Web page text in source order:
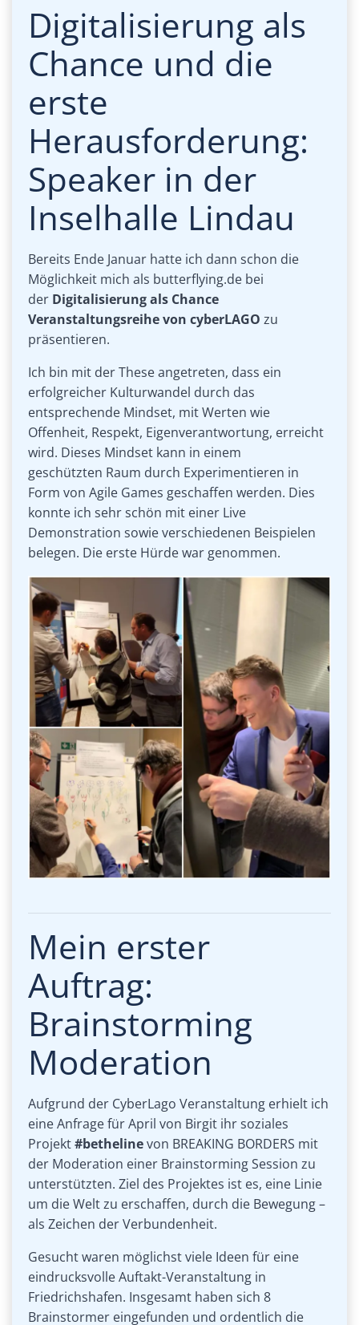
Digitalisierung als
Chance und die
erste
Herausforderung:
Speaker in der
Inselhalle Lindau
Bereits Ende Januar hatte ich dann schon die
Möglichkeit mich als butterflying.de bei
der Digitalisierung als Chance
Veranstaltungsreihe von cyberLAGO zu
präsentieren.
Ich bin mit der These angetreten, dass ein
erfolgreicher Kulturwandel durch das
entsprechende Mindset, mit Werten wie
Offenheit, Respekt, Eigenverantwortung, erreicht
wird. Dieses Mindset kann in einem
geschützten Raum durch Experimentieren in
Form von Agile Games geschaffen werden. Dies
konnte ich sehr schön mit einer Live
Demonstration sowie verschiedenen Beispielen
belegen. Die erste Hürde war genommen.
Mein erster
Auftrag:
Brainstorming
Moderation
Aufgrund der CyberLago Veranstaltung erhielt ich
eine Anfrage für April von Birgit ihr soziales
Projekt#bethelinevon BREAKING BORDERS mit
der Moderation einer Brainstorming Session zu
unterstützten. Ziel des Projektes ist es, eine Linie
um die Welt zu erschaffen, durch die Bewegung –
als Zeichen der Verbundenheit.
Gesucht waren möglichst viele Ideen für eine
eindrucksvolle Auftakt-Veranstaltung in
Friedrichshafen. Insgesamt haben sich 8
Brainstormer eingefunden und ordentlich die